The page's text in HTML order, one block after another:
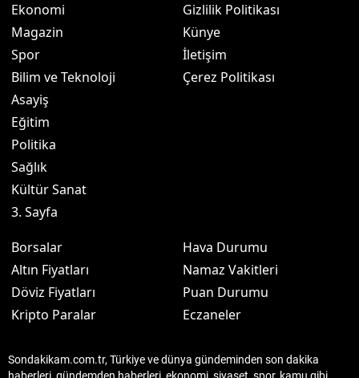
Ekonomi
Magazin
Spor
Bilim ve Teknoloji
Asayiş
Eğitim
Politika
Sağlık
Kültür Sanat
3. Sayfa
Gizlilik Politikası
Künye
İletişim
Çerez Politikası
Borsalar
Altın Fiyatları
Döviz Fiyatları
Kripto Paralar
Hava Durumu
Namaz Vakitleri
Puan Durumu
Eczaneler
Sondakikam.com.tr, Türkiye ve dünya gündeminden son dakika